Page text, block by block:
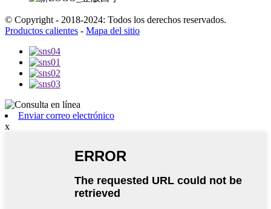
© Copyright - 2018-2024: Todos los derechos reservados.
Productos calientes - Mapa del sitio
Enviar correo electrónico
x